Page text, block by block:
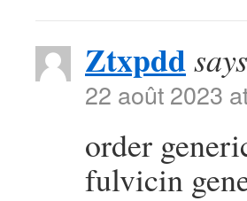
Ztxpdd
22 août 2023
order
fulvicin